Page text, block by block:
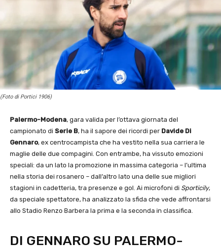
(Foto di Portici 1906)
Palermo-Modena, gara valida per l’ottava giornata del
campionato di Serie B, ha il sapore dei ricordi per Davide Di
Gennaro, ex centrocampista che ha vestito nella sua carriera le
maglie delle due compagini. Con entrambe, ha vissuto emozioni
speciali: da un lato la promozione in massima categoria – l’ultima
nella storia dei rosanero – dall’altro lato una delle sue migliori
stagioni in cadetteria, tra presenze e gol. Ai microfoni di Sporticily,
da speciale spettatore, ha analizzato la sfida che vede affrontarsi
allo Stadio Renzo Barbera la prima e la seconda in classifica.
DI GENNARO SU PALERMO-